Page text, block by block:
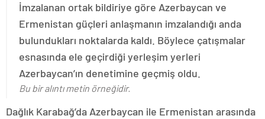
İmzalanan ortak bildiriye göre Azerbaycan ve
Ermenistan güçleri anlaşmanın imzalandığı anda
bulundukları noktalarda kaldı. Böylece çatışmalar
esnasında ele geçirdiği yerleşim yerleri
Azerbaycan’ın denetimine geçmiş oldu.
Bu bir alıntı metin örneğidir.
Dağlık Karabağ’da Azerbaycan ile Ermenistan arasında